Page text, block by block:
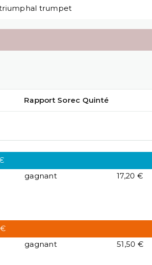
trumpet
Rapport Sorec Quinté
gagnant 17,20 €
gagnant 51,50 €